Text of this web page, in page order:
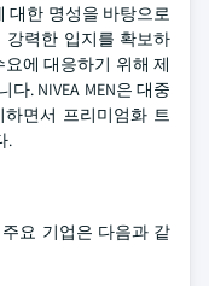
대한 명성을 바탕으로
강력한 입지를 확보하
에 대응하기 위해 제
. NIVEA MEN은 대중
면서 프리미엄화 트
.
요 기업은 다음과 같